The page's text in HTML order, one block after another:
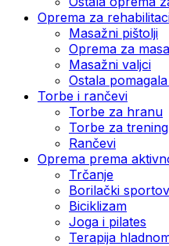
Oprema za
Masažni pištolji
Oprema za
Masažni valjci
Ostala
Torbe i rančevi
Torbe za hranu
Torbe za trening
Rančevi
Oprema prema
Trčanje
Borilački
Biciklizam
Joga i pilates
Terapija